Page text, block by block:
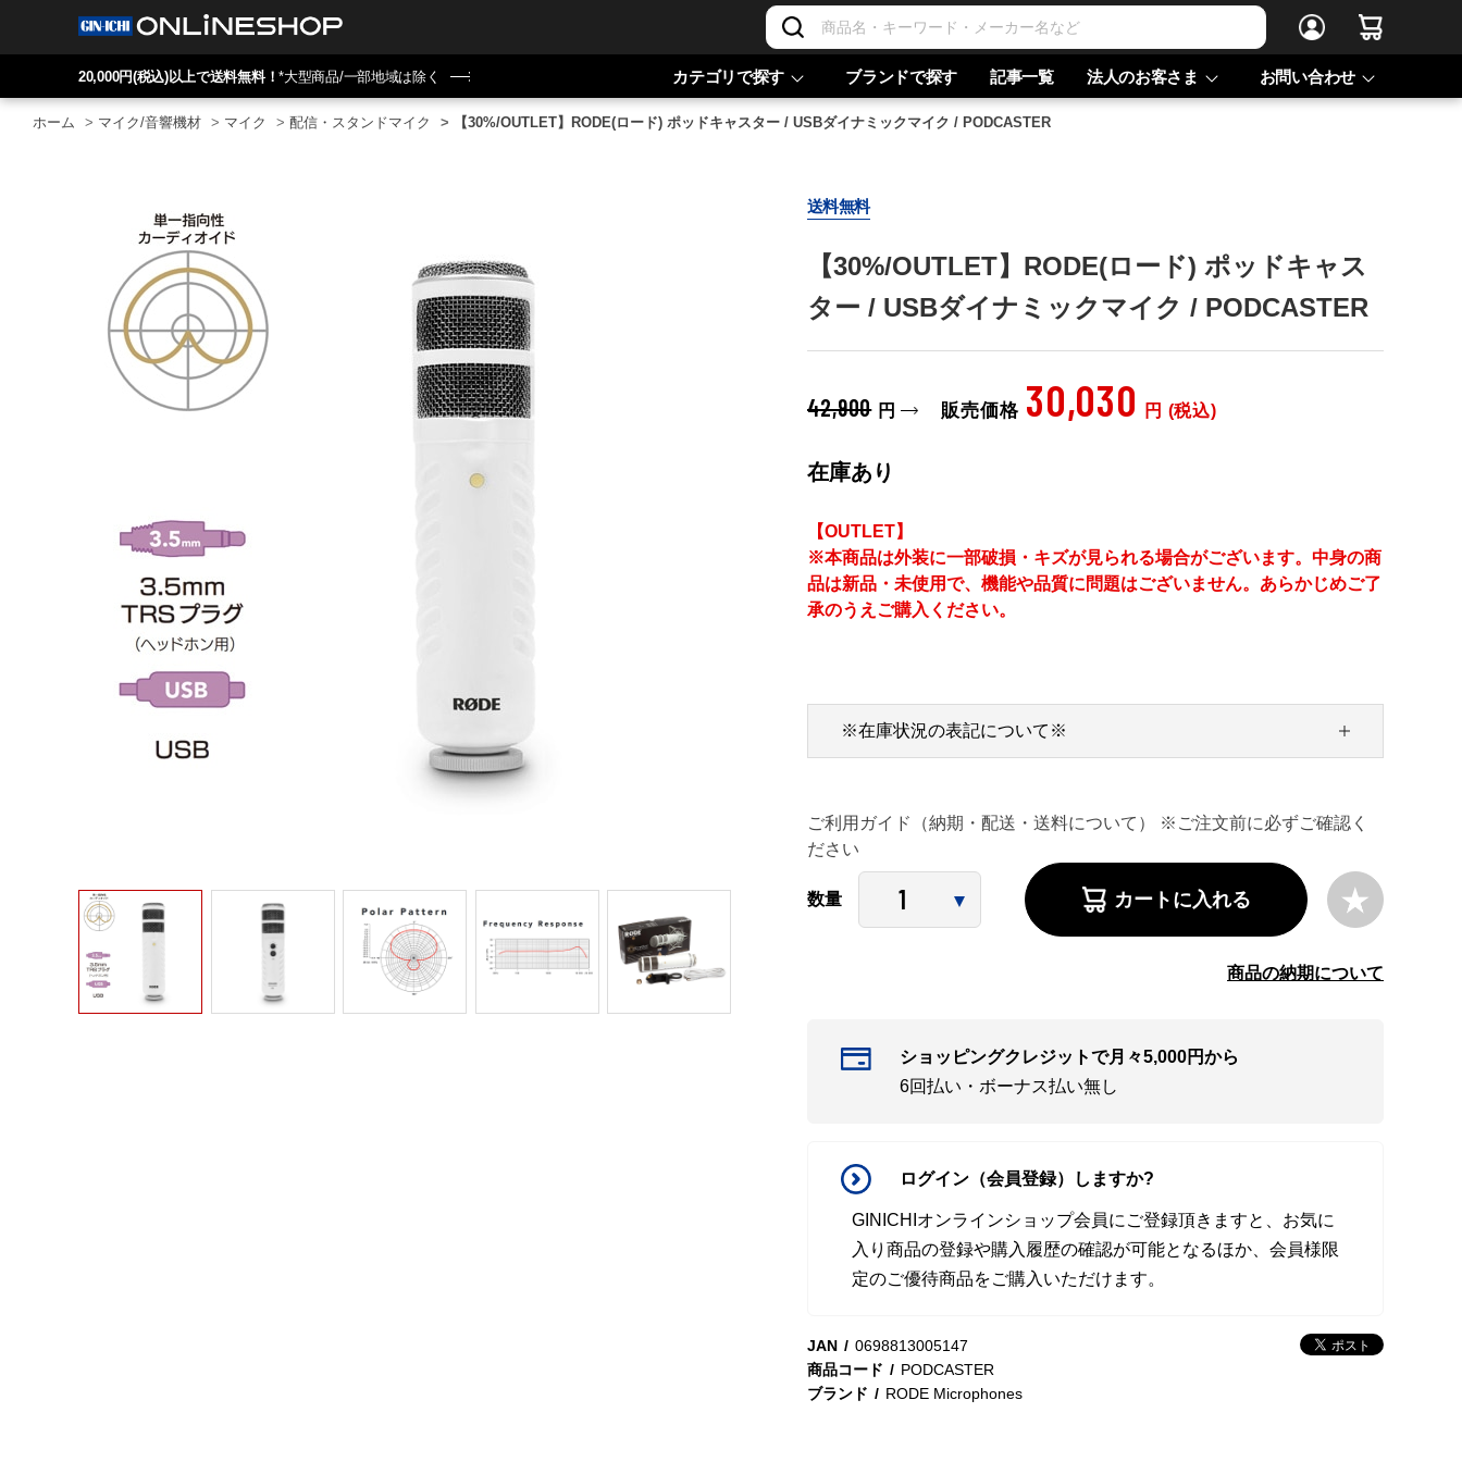
20,000円(税込)以上で送料無料！*大型商品/一部地域は除く カテゴリで探す ブランドで探す 記事一覧 法人のお客さま お問い合わせ
ホーム > マイク/音響機材 > マイク > 配信・スタンドマイク > 【30%/OUTLET】RODE(ロード) ポッドキャスター / USBダイナミックマイク / PODCASTER
送料無料
【30%/OUTLET】RODE(ロード) ポッドキャス
ター / USBダイナミックマイク / PODCASTER
42,900 円 販売価格 30,030 円 (税込)
在庫あり
ご利用ガイド（納期・配送・送料について） ※ご注文前に必ずご確認く
ださい
【OUTLET】
※本商品は外装に一部破損・キズが見られる場合がございます。中身の商
品は新品・未使用で、機能や品質に問題はございません。あらかじめご了
承のうえご購入ください。
※在庫状況の表記について※
数量 カートに入れる
商品の納期について
ショッピングクレジットで月々5,000円から
6回払い・ボーナス払い無し
ログイン（会員登録）しますか?
GINICHIオンラインショップ会員にご登録頂きますと、お気に
入り商品の登録や購入履歴の確認が可能となるほか、会員様限
定のご優待商品をご購入いただけます。
JAN
0698813005147
商品コード
PODCASTER
ブランド
RODE Microphones